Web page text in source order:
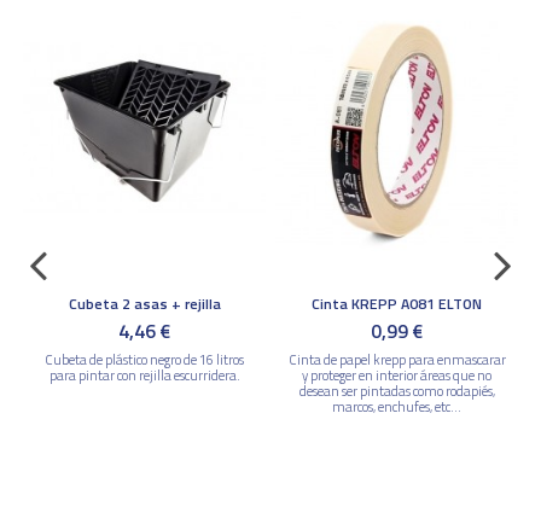
Cubeta 2 asas + rejilla
4,46 €
Cubeta de plástico negro de 16 litros
para pintar con rejilla escurridera.
Cinta KREPP A081 ELTON
0,99 €
Cinta de papel krepp para enmascarar
y proteger en interior áreas que no
desean ser pintadas como rodapiés,
marcos, enchufes, etc...